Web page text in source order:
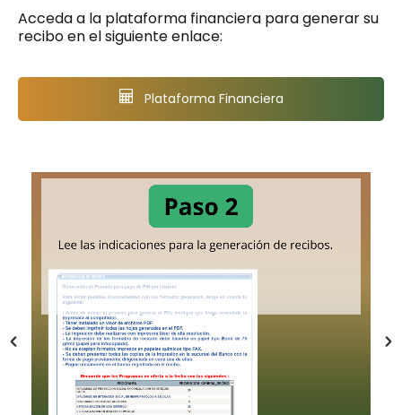
Acceda a la plataforma financiera para generar su
recibo en el siguiente enlace:
Plataforma Financiera